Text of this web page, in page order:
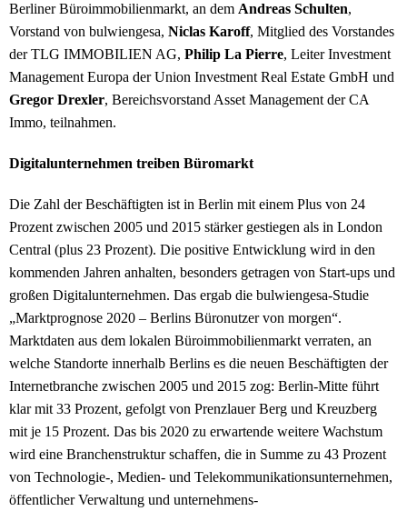
Berliner Büroimmobilienmarkt, an dem Andreas Schulten,
Vorstand von bulwiengesa, Niclas Karoff, Mitglied des Vorstandes
der TLG IMMOBILIEN AG, Philip La Pierre, Leiter Investment
Management Europa der Union Investment Real Estate GmbH und
Gregor Drexler, Bereichsvorstand Asset Management der CA
Immo, teilnahmen.
Digitalunternehmen treiben Büromarkt
Die Zahl der Beschäftigten ist in Berlin mit einem Plus von 24
Prozent zwischen 2005 und 2015 stärker gestiegen als in London
Central (plus 23 Prozent). Die positive Entwicklung wird in den
kommenden Jahren anhalten, besonders getragen von Start-ups und
großen Digitalunternehmen. Das ergab die bulwiengesa-Studie
„Marktprognose 2020 – Berlins Büronutzer von morgen“.
Marktdaten aus dem lokalen Büroimmobilienmarkt verraten, an
welche Standorte innerhalb Berlins es die neuen Beschäftigten der
Internetbranche zwischen 2005 und 2015 zog: Berlin-Mitte führt
klar mit 33 Prozent, gefolgt von Prenzlauer Berg und Kreuzberg
mit je 15 Prozent. Das bis 2020 zu erwartende weitere Wachstum
wird eine Branchenstruktur schaffen, die in Summe zu 43 Prozent
von Technologie-, Medien- und Telekommunikationsunternehmen,
öffentlicher Verwaltung und unternehmens-